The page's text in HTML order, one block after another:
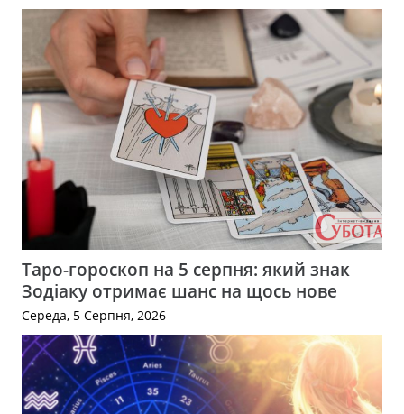
Таро-гороскоп на 5 серпня: який знак
Зодіаку отримає шанс на щось нове
Середа, 5 Серпня, 2026